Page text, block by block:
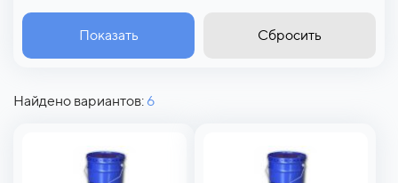
Показать Сбросить
Найдено вариантов: 6